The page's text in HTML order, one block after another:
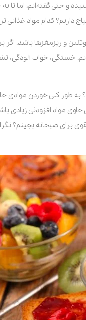
و حتی گفته‌ایم؛ اما تا
داریم؟ کدام مواد
و ریزمغزها باشد. اگر
خستگی، خواب آلودگی،
به طور کلی خوردن موادی
مواد افزودنی زیادی
برای صبحانه بچینم؟